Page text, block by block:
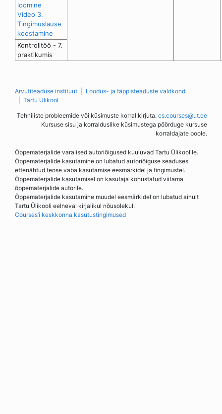
loomine
Video 3.
Tingimuslause
koostamine
Kontrolltöö - 7.
praktikumis
Arvutiteaduse instituut
Loodus- ja täppisteaduste valdkond
Tartu Ülikool
Tehniliste probleemide või küsimuste korral kirjuta: cs.courses@ut.ee
Kursuse sisu ja korralduslike küsimustega pöörduge kursuse
korraldajate poole.
Õppematerjalide varalised autoriõigused kuuluvad Tartu Ülikoolile.
Õppematerjalide kasutamine on lubatud autoriõiguse seaduses
ettenähtud teose vaba kasutamise eesmärkidel ja tingimustel.
Õppematerjalide kasutamisel on kasutaja kohustatud viitama
õppematerjalide autorile.
Õppematerjalide kasutamine muudel eesmärkidel on lubatud ainult
Tartu Ülikooli eelneval kirjalikul nõusolekul.
Courses’i keskkonna kasutustingimused